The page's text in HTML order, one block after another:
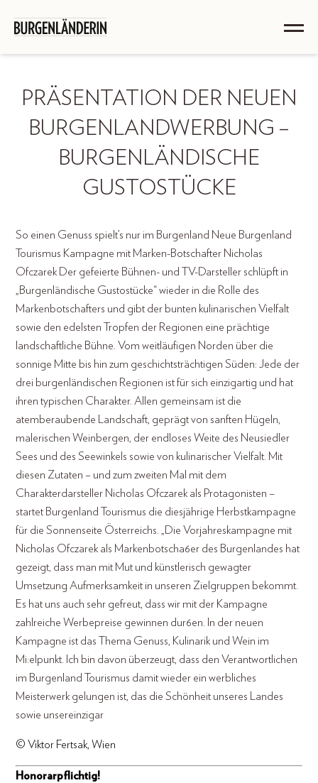
PRÄSENTATION DER NEUEN
BURGENLANDWERBUNG –
BURGENLÄNDISCHE
GUSTOSTÜCKE
So einen Genuss spielt’s nur im Burgenland Neue Burgenland
Tourismus Kampagne mit Marken-Botschafter Nicholas
Ofczarek Der gefeierte Bühnen- und TV-Darsteller schlüpft in
„Burgenländische Gustostücke“ wieder in die Rolle des
Markenbotschafters und gibt der bunten kulinarischen Vielfalt
sowie den edelsten Tropfen der Regionen eine prächtige
landschaftliche Bühne. Vom weitläufigen Norden über die
sonnige Mitte bis hin zum geschichtsträchtigen Süden: Jede der
drei burgenländischen Regionen ist für sich einzigartig und hat
ihren typischen Charakter. Allen gemeinsam ist die
atemberaubende Landschaft, geprägt von sanften Hügeln,
malerischen Weinbergen, der endloses Weite des Neusiedler
Sees und des Seewinkels sowie von kulinarischer Vielfalt. Mit
diesen Zutaten – und zum zweiten Mal mit dem
Charakterdarsteller Nicholas Ofczarek als Protagonisten –
startet Burgenland Tourismus die diesjährige Herbstkampagne
für die Sonnenseite Österreichs. „Die Vorjahreskampagne mit
Nicholas Ofczarek als Markenbotscha6er des Burgenlandes hat
gezeigt, dass man mit Mut und künstlerisch gewagter
Umsetzung Aufmerksamkeit in unseren Zielgruppen bekommt.
Es hat uns auch sehr gefreut, dass wir mit der Kampagne
zahlreiche Werbepreise gewinnen dur6en. In der neuen
Kampagne ist das Thema Genuss, Kulinarik und Wein im
Mi:elpunkt. Ich bin davon überzeugt, dass den Verantwortlichen
im Burgenland Tourismus damit wieder ein werbliches
Meisterwerk gelungen ist, das die Schönheit unseres Landes
sowie unsereinzigar
© Viktor Fertsak, Wien
Honorarpflichtig!